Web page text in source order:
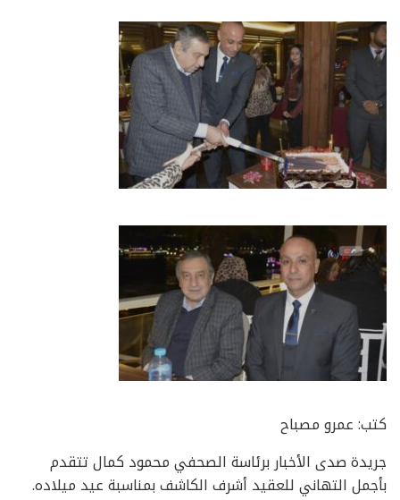
كتب: عمرو مصباح
جريدة صدى الأخبار برئاسة الصحفي محمود كمال تتقدم
بأجمل التهاني للعقيد أشرف الكاشف بمناسبة عيد ميلاده.